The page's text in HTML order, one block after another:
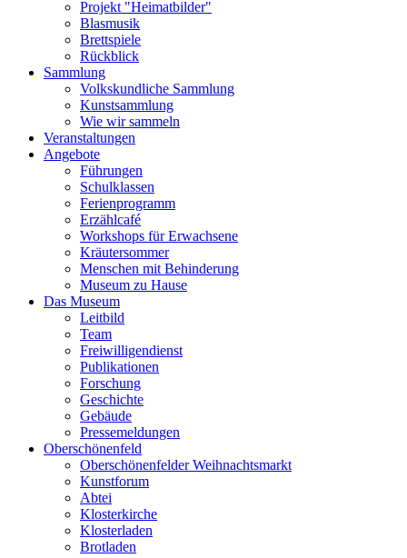
Projekt "Heimatbilder"
Blasmusik
Brettspiele
Rückblick
Sammlung
Volkskundliche Sammlung
Kunstsammlung
Wie wir sammeln
Veranstaltungen
Angebote
Führungen
Schulklassen
Ferienprogramm
Erzählcafé
Workshops für Erwachsene
Kräutersommer
Menschen mit Behinderung
Museum zu Hause
Das Museum
Leitbild
Team
Freiwilligendienst
Publikationen
Forschung
Geschichte
Gebäude
Pressemeldungen
Oberschönenfeld
Oberschönenfelder Weihnachtsmarkt
Kunstforum
Abtei
Klosterkirche
Klosterladen
Brotladen